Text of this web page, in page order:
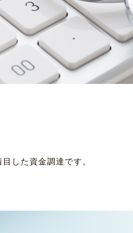
した資金調達です。